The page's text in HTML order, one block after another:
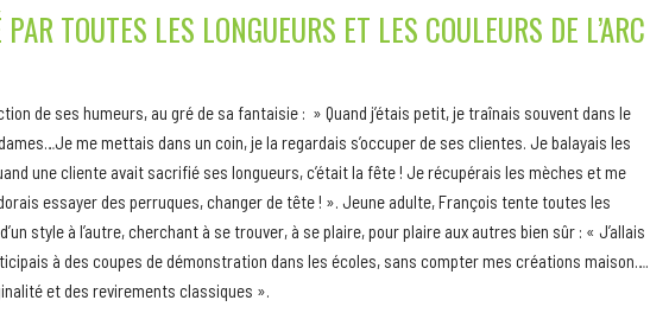
TOUTES LES LONGUEURS ET LES COULEURS DE L’ARC
de ses humeurs, au gré de sa fantaisie : » Quand j’étais petit, je traînais souvent dans le
me mettais dans un coin, je la regardais s’occuper de ses clientes. Je balayais les
une cliente avait sacrifié ses longueurs, c’était la fête ! Je récupérais les mèches et me
essayer des perruques, changer de tête ! ». Jeune adulte, François tente toutes les
style à l’autre, cherchant à se trouver, à se plaire, pour plaire aux autres bien sûr : « J’allais
à des coupes de démonstration dans les écoles, sans compter mes créations maison….
et des revirements classiques ».